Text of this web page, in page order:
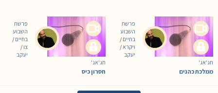
פרשת
השבוע
בחיים /
צו /
יעקב
חג'אג'
חסרון כיס
פרשת
השבוע
בחיים /
ויקרא/
יעקב
חג'אג'
ממלכת כהנים